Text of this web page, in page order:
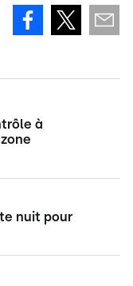
à
nuit pour